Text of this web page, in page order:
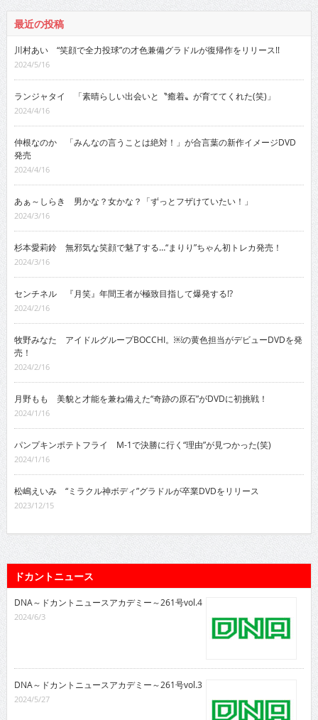
最近の投稿
川村あい “笑顔で全力投球”の才色兼備グラドルが復帰作をリリース!!
2024/5/16
ランジャタイ 「素晴らしい出会いと〝癒着〟が育ててくれた(笑)」
2024/4/16
仲根なのか 「みんなの言うことは絶対！」が合言葉の新作イメージDVD
発売
2024/4/16
あぁ～しらき 男かな？女かな？「ずっとフザけていたい！」
2024/3/16
杉本愛莉鈴 無邪気な笑顔で魅了する…“まりり”ちゃん初トレカ発売！
2024/3/16
センチネル 『月笑』年間王者が極致目指して爆発する!?
2024/2/16
牧野みなた アイドルグループBOCCHI。￼の黄色担当がデビューDVDを発
売！
2024/2/16
月野もも 美貌と才能を兼ね備えた“奇跡の原石”がDVDに初挑戦！
2024/1/16
パンプキンポテトフライ M-1で決勝に行く“理由”が見つかった(笑)
2024/1/16
松嶋えいみ “ミラクル神ボディ”グラドルが卒業DVDをリリース
2023/12/15
ドカントニュース
DNA～ドカントニュースアカデミー～261号vol.4
2024/6/3
DNA～ドカントニュースアカデミー～261号vol.3
2024/5/27